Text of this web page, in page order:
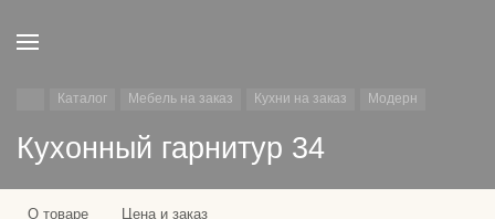
Каталог Мебель на заказ Кухни на заказ Модерн
Кухонный гарнитур 34
О товаре Цена и заказ